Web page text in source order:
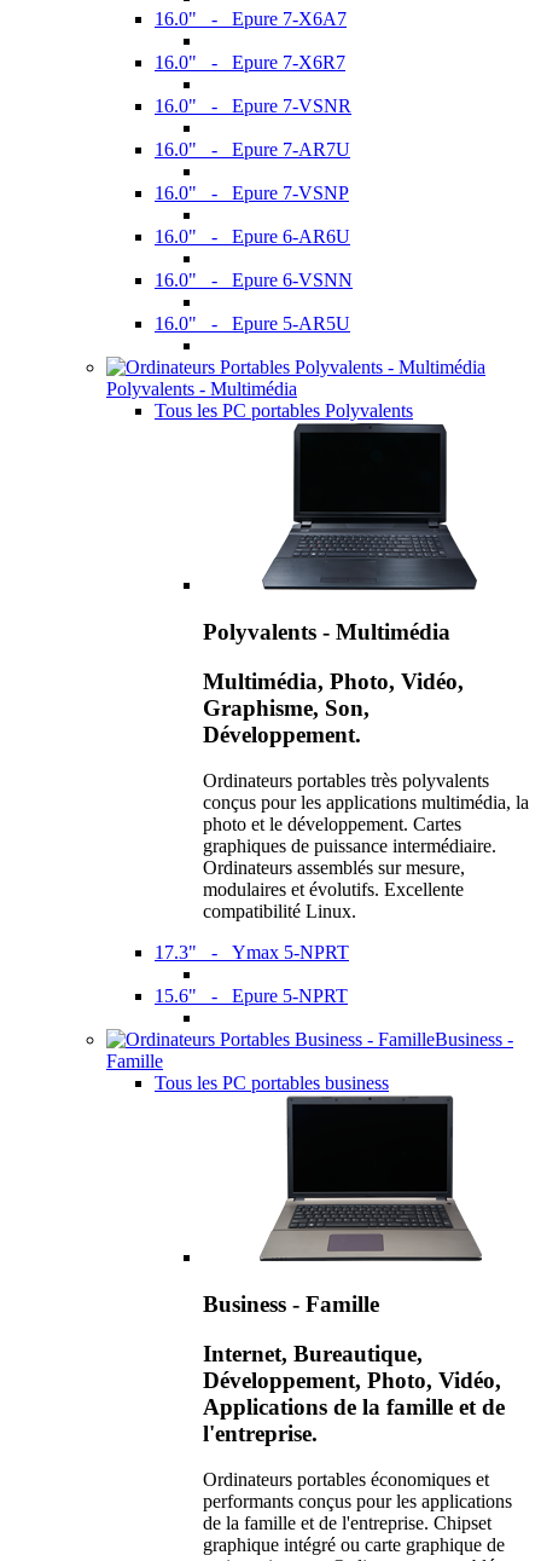
16.0" - Epure 7-X6A7
16.0" - Epure 7-X6R7
16.0" - Epure 7-VSNR
16.0" - Epure 7-AR7U
16.0" - Epure 7-VSNP
16.0" - Epure 6-AR6U
16.0" - Epure 6-VSNN
16.0" - Epure 5-AR5U
Polyvalents - Multimédia
Tous les PC portables Polyvalents
Polyvalents - Multimédia
Multimédia, Photo, Vidéo,
Graphisme, Son,
Développement.
Ordinateurs portables très polyvalents
conçus pour les applications multimédia, la
photo et le développement. Cartes
graphiques de puissance intermédiaire.
Ordinateurs assemblés sur mesure,
modulaires et évolutifs. Excellente
compatibilité Linux.
17.3" - Ymax 5-NPRT
15.6" - Epure 5-NPRT
Business -
Famille
Tous les PC portables business
Business - Famille
Internet, Bureautique,
Développement, Photo, Vidéo,
Applications de la famille et de
l'entreprise.
Ordinateurs portables économiques et
performants conçus pour les applications
de la famille et de l'entreprise. Chipset
graphique intégré ou carte graphique de